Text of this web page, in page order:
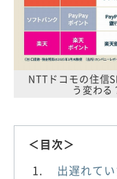
NTTドコモの住信
う変わる
＜目次＞
出遅れて